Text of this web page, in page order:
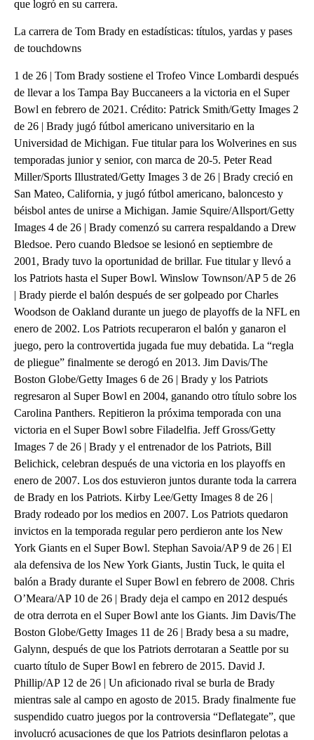
que logró en su carrera.
La carrera de Tom Brady en estadísticas: títulos, yardas y pases
de touchdowns
1 de 26 | Tom Brady sostiene el Trofeo Vince Lombardi después
de llevar a los Tampa Bay Buccaneers a la victoria en el Super
Bowl en febrero de 2021. Crédito: Patrick Smith/Getty Images 2
de 26 | Brady jugó fútbol americano universitario en la
Universidad de Michigan. Fue titular para los Wolverines en sus
temporadas junior y senior, con marca de 20-5. Peter Read
Miller/Sports Illustrated/Getty Images 3 de 26 | Brady creció en
San Mateo, California, y jugó fútbol americano, baloncesto y
béisbol antes de unirse a Michigan. Jamie Squire/Allsport/Getty
Images 4 de 26 | Brady comenzó su carrera respaldando a Drew
Bledsoe. Pero cuando Bledsoe se lesionó en septiembre de
2001, Brady tuvo la oportunidad de brillar. Fue titular y llevó a
los Patriots hasta el Super Bowl. Winslow Townson/AP 5 de 26
| Brady pierde el balón después de ser golpeado por Charles
Woodson de Oakland durante un juego de playoffs de la NFL en
enero de 2002. Los Patriots recuperaron el balón y ganaron el
juego, pero la controvertida jugada fue muy debatida. La “regla
de pliegue” finalmente se derogó en 2013. Jim Davis/The
Boston Globe/Getty Images 6 de 26 | Brady y los Patriots
regresaron al Super Bowl en 2004, ganando otro título sobre los
Carolina Panthers. Repitieron la próxima temporada con una
victoria en el Super Bowl sobre Filadelfia. Jeff Gross/Getty
Images 7 de 26 | Brady y el entrenador de los Patriots, Bill
Belichick, celebran después de una victoria en los playoffs en
enero de 2007. Los dos estuvieron juntos durante toda la carrera
de Brady en los Patriots. Kirby Lee/Getty Images 8 de 26 |
Brady rodeado por los medios en 2007. Los Patriots quedaron
invictos en la temporada regular pero perdieron ante los New
York Giants en el Super Bowl. Stephan Savoia/AP 9 de 26 | El
ala defensiva de los New York Giants, Justin Tuck, le quita el
balón a Brady durante el Super Bowl en febrero de 2008. Chris
O’Meara/AP 10 de 26 | Brady deja el campo en 2012 después
de otra derrota en el Super Bowl ante los Giants. Jim Davis/The
Boston Globe/Getty Images 11 de 26 | Brady besa a su madre,
Galynn, después de que los Patriots derrotaran a Seattle por su
cuarto título de Super Bowl en febrero de 2015. David J.
Phillip/AP 12 de 26 | Un aficionado rival se burla de Brady
mientras sale al campo en agosto de 2015. Brady finalmente fue
suspendido cuatro juegos por la controversia “Deflategate”, que
involucró acusaciones de que los Patriots desinflaron pelotas a